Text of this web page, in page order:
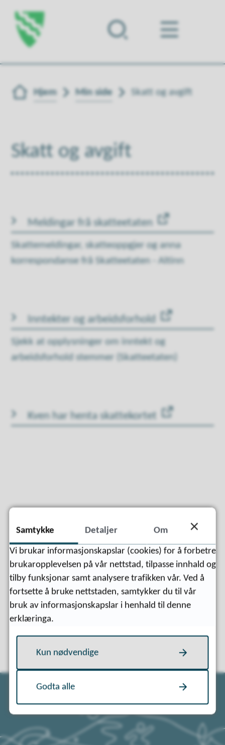
Forsiden
Du er her:
Hjem Min side Skatt og avgift
Skatt og avgift
Meldingar frå skatteetaten
Skattemeldingar, skatteoppgjer og anna
korrespondanse frå Skatteetaten - Altinn
Inntekter og arbeidsforhold
Sjekk at opplysninger om inntekt og
arbeidsforhold stemmer (Skatteetaten)
Kven har henta skattekortet
Fann du det du leita etter?
Ja Nei
Samtykke Detaljer Om
Vi brukar informasjonskapslar (cookies) for å forbetre
brukaropplevelsen på vår nettstad, tilpasse innhald og
tilby funksjonar samt analysere trafikken vår. Ved å
fortsette å bruke nettstaden, samtykker du til vår
bruk av informasjonskapslar i henhald til denne
erklæringa.
Kun nødvendige
Godta alle